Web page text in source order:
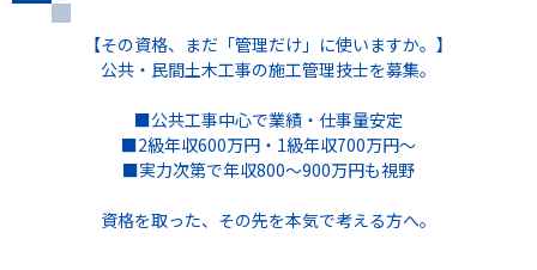
【その資格、まだ「管理だけ」に使いますか。】
公共・民間土木工事の施工管理技士を募集。
■公共工事中心で業績・仕事量安定
■2級年収600万円・1級年収700万円～
■実力次第で年収800～900万円も視野
資格を取った、その先を本気で考える方へ。